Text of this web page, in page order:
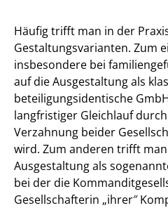
Häufig trifft man in der
Gestaltungsvarianten. Zum
insbesondere bei
auf die Ausgestaltung als
beteiligungsidentische
langfristiger Gleichlauf
Verzahnung beider
wird. Zum anderen trifft
Ausgestaltung als
bei der die
Gesellschafterin „ihrer″